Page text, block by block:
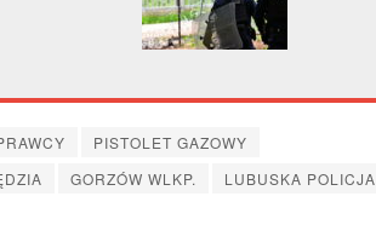
PISTOLET GAZOWY
GORZÓW WLKP. LUBUSKA POLICJA